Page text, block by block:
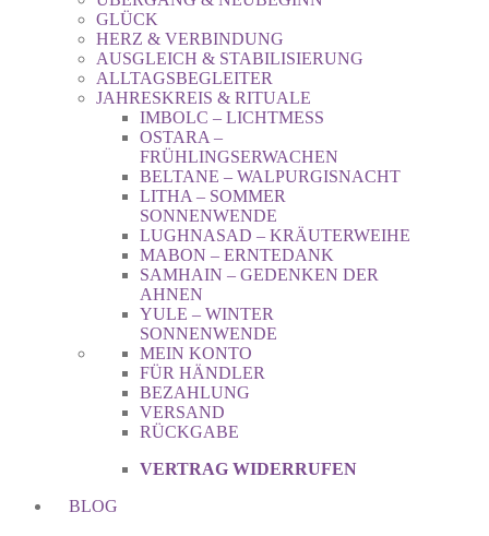
GLÜCK
HERZ & VERBINDUNG
AUSGLEICH & STABILISIERUNG
ALLTAGSBEGLEITER
JAHRESKREIS & RITUALE
IMBOLC – LICHTMESS
OSTARA –
FRÜHLINGSERWACHEN
BELTANE – WALPURGISNACHT
LITHA – SOMMER
SONNENWENDE
LUGHNASAD – KRÄUTERWEIHE
MABON – ERNTEDANK
SAMHAIN – GEDENKEN DER
AHNEN
YULE – WINTER
SONNENWENDE
MEIN KONTO
FÜR HÄNDLER
BEZAHLUNG
VERSAND
RÜCKGABE
VERTRAG WIDERRUFEN
BLOG